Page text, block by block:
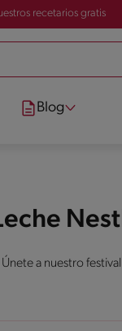
recetarios gratis
Blog
a nuestro